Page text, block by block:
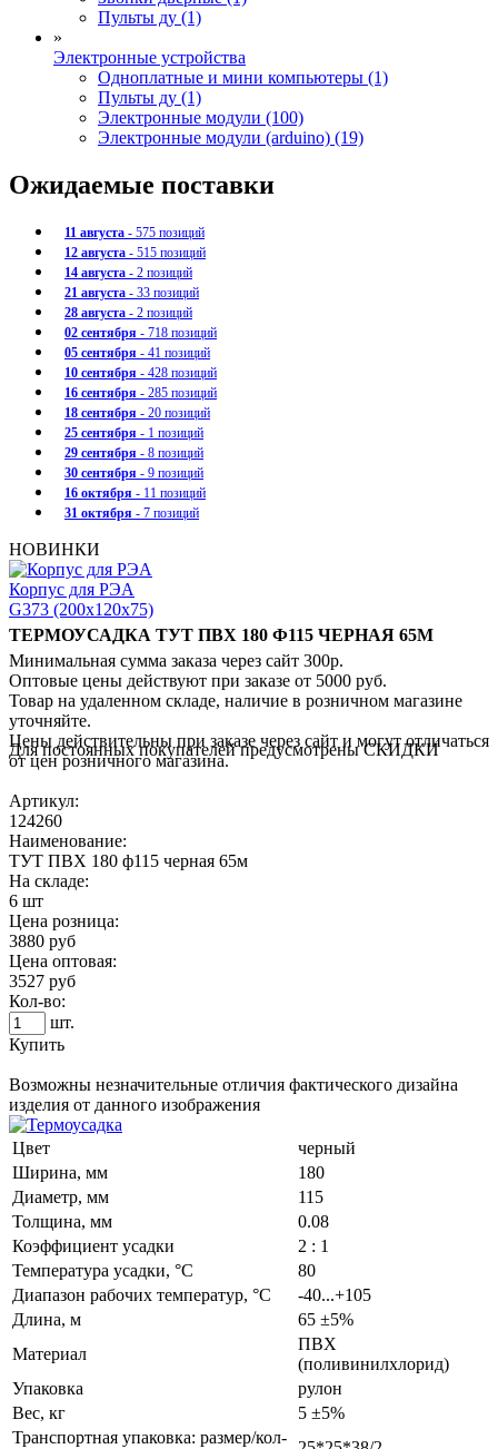
Пульты ду (1)
»
Электронные устройства
Одноплатные и мини компьютеры (1)
Пульты ду (1)
Электронные модули (100)
Электронные модули (arduino) (19)
Ожидаемые поставки
11 августа - 575 позиций
12 августа - 515 позиций
14 августа - 2 позиций
21 августа - 33 позиций
28 августа - 2 позиций
02 сентября - 718 позиций
05 сентября - 41 позиций
10 сентября - 428 позиций
16 сентября - 285 позиций
18 сентября - 20 позиций
25 сентября - 1 позиций
29 сентября - 8 позиций
30 сентября - 9 позиций
16 октября - 11 позиций
31 октября - 7 позиций
НОВИНКИ
Корпус для РЭА
G373 (200x120x75)
ТЕРМОУСАДКА ТУТ ПВХ 180 Ф115 ЧЕРНАЯ 65М
Минимальная сумма заказа через сайт 300р.
Оптовые цены действуют при заказе от 5000 руб.
Товар на удаленном складе, наличие в розничном магазине
уточняйте.
Цены действительны при заказе через сайт и могут отличаться
от цен розничного магазина.
Для постоянных покупателей предусмотрены СКИДКИ
Артикул:
124260
Наименование:
ТУТ ПВХ 180 ф115 черная 65м
На складе:
6 шт
Цена розница:
3880 руб
Цена оптовая:
3527 руб
Кол-во:
шт.
Купить
Возможны незначительные отличия фактического дизайна
изделия от данного изображения
Цвет
черный
Ширина, мм
180
Диаметр, мм
115
Толщина, мм
0.08
Коэффициент усадки
2 : 1
Температура усадки, °C
80
Диапазон рабочих температур, °C
-40...+105
Длина, м
65 ±5%
Материал
ПВХ
(поливинилхлорид)
Упаковка
рулон
Вес, кг
5 ±5%
Транспортная упаковка: размер/кол-